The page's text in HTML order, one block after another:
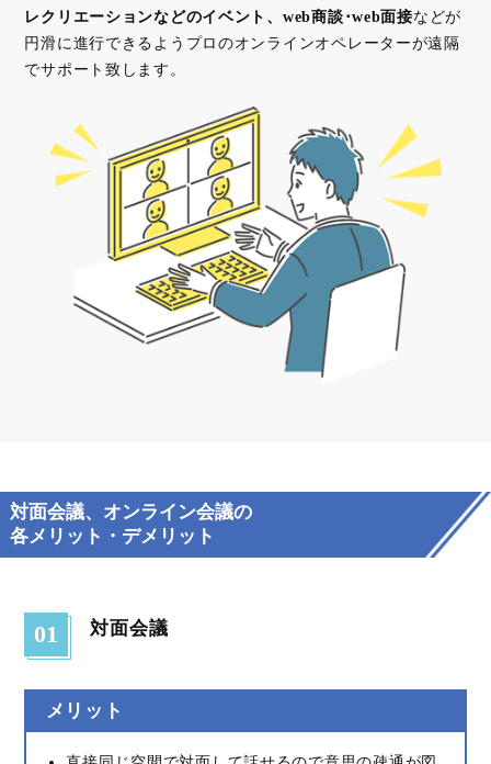
レクリエーションなどのイベント、web商談･web面接などが
円滑に進行できるようプロのオンラインオペレーターが遠隔
でサポート致します。
対面会議、オンライン会議の
各メリット・デメリット
01 対面会議
メリット